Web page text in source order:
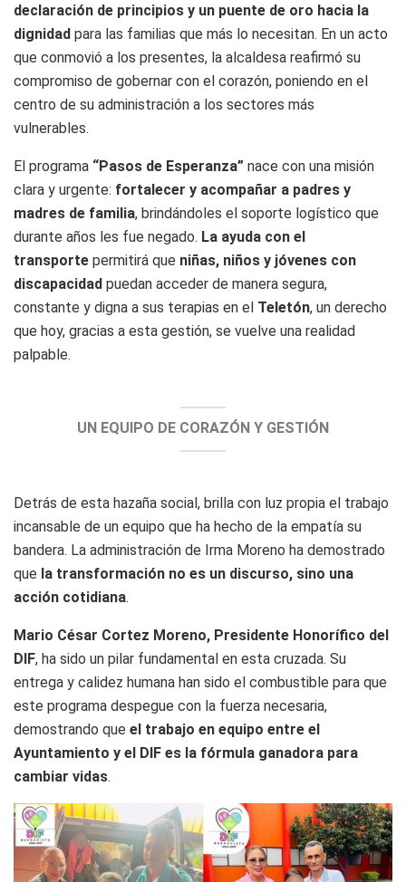
declaración de principios y un puente de oro hacia la
dignidad para las familias que más lo necesitan. En un acto
que conmovió a los presentes, la alcaldesa reafirmó su
compromiso de gobernar con el corazón, poniendo en el
centro de su administración a los sectores más
vulnerables.
El programa “Pasos de Esperanza” nace con una misión
clara y urgente: fortalecer y acompañar a padres y
madres de familia, brindándoles el soporte logístico que
durante años les fue negado. La ayuda con el
transporte permitirá que niñas, niños y jóvenes con
discapacidad puedan acceder de manera segura,
constante y digna a sus terapias en el Teletón, un derecho
que hoy, gracias a esta gestión, se vuelve una realidad
palpable.
UN EQUIPO DE CORAZÓN Y GESTIÓN
Detrás de esta hazaña social, brilla con luz propia el trabajo
incansable de un equipo que ha hecho de la empatía su
bandera. La administración de Irma Moreno ha demostrado
que la transformación no es un discurso, sino una
acción cotidiana.
Mario César Cortez Moreno, Presidente Honorífico del
DIF, ha sido un pilar fundamental en esta cruzada. Su
entrega y calidez humana han sido el combustible para que
este programa despegue con la fuerza necesaria,
demostrando que el trabajo en equipo entre el
Ayuntamiento y el DIF es la fórmula ganadora para
cambiar vidas.